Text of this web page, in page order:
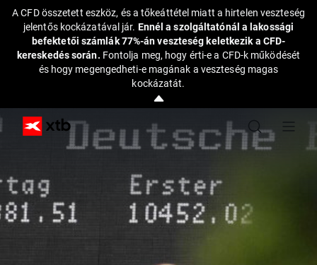
A CFD összetett eszköz, és a tőkeáttétel miatt a hirtelen veszteség
jelentős kockázatával jár. Ennél a szolgáltatónál a lakossági
befektetői számlák 77%-án veszteség keletkezik a CFD-
kereskedés során. Fontolja meg, hogy érti-e a CFD-k működését
és hogy megengedheti-e magának a veszteség magas
kockázatát.